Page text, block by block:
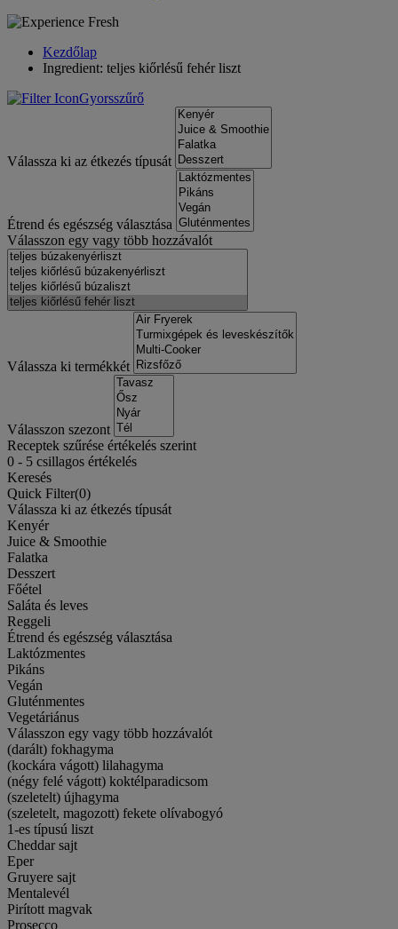
Kezdőlap
Ingredient: teljes kiőrlésű fehér liszt
Gyorsszűrő
Válassza ki az étkezés típusát
Étrend és egészség választása
Válasszon egy vagy több hozzávalót
Válassza ki termékkét
Válasszon szezont
Receptek szűrése értékelés szerint
0 - 5 csillagos értékelés
Keresés
Quick Filter(0)
Válassza ki az étkezés típusát
Kenyér
Juice & Smoothie
Falatka
Desszert
Főétel
Saláta és leves
Reggeli
Étrend és egészség választása
Laktózmentes
Pikáns
Vegán
Gluténmentes
Vegetáriánus
Válasszon egy vagy több hozzávalót
(darált) fokhagyma
(kockára vágott) lilahagyma
(négy felé vágott) koktélparadicsom
(szeletelt) újhagyma
(szeletelt, magozott) fekete olívabogyó
1-es típusú liszt
Cheddar sajt
Eper
Gruyere sajt
Mentalevél
Pirított magvak
Prosecco